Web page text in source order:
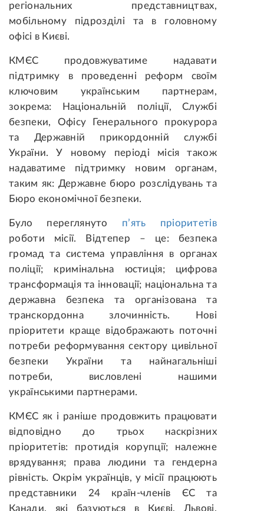
регіональних представництвах,
мобільному підрозділі та в головному
офісі в Києві.
КМЄС продовжуватиме надавати
підтримку в проведенні реформ своїм
ключовим українським партнерам,
зокрема: Національній поліції, Службі
безпеки, Офісу Генерального прокурора
та Державній прикордонній службі
України. У новому періоді місія також
надаватиме підтримку новим органам,
таким як: Державне бюро розслідувань та
Бюро економічної безпеки.
Було переглянуто п’ять пріоритетів
роботи місії. Відтепер – це: безпека
громад та система управління в органах
поліції; кримінальна юстиція; цифрова
трансформація та інновації; національна та
державна безпека та організована та
транскордонна злочинність. Нові
пріоритети краще відображають поточні
потреби реформування сектору цивільної
безпеки України та найнагальніші
потреби, висловлені нашими
українськими партнерами.
КМЄС як і раніше продовжить працювати
відповідно до трьох наскрізних
пріоритетів: протидія корупції; належне
врядування; права людини та гендерна
рівність. Окрім українців, у місії працюють
представники 24 країн-членів ЄС та
Канади, які базуються в Києві, Львові,